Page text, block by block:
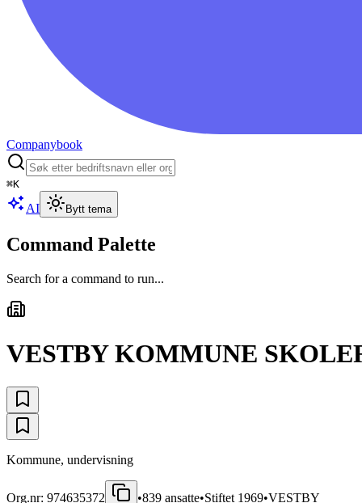
Companybook
⌘K
AI Bytt tema
Command Palette
Search for a command to run...
VESTBY KOMMUNE
Kommune, undervisning
Org.nr: 974635372 •839 ansatte•Stiftet 1969•VESTBY